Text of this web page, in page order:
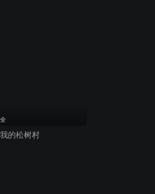
的松树村